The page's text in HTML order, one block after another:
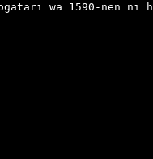
wa 1590-nen ni